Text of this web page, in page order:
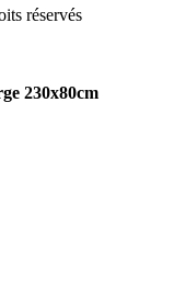
réservés
230x80cm